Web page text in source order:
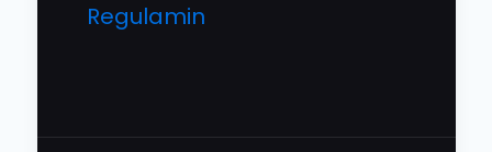
Regulamin